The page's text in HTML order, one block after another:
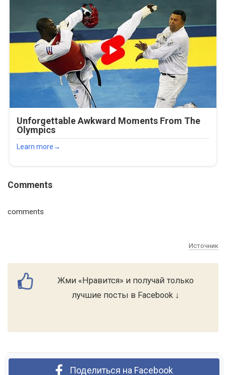
Comments
comments
Источник
Жми «Нравится» и получай только
лучшие посты в Facebook ↓
Поделиться на Facebook